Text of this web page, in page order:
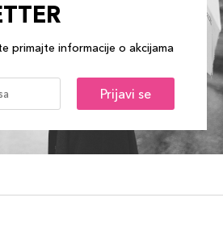
primajte informacije o akcijama
Prijavi se